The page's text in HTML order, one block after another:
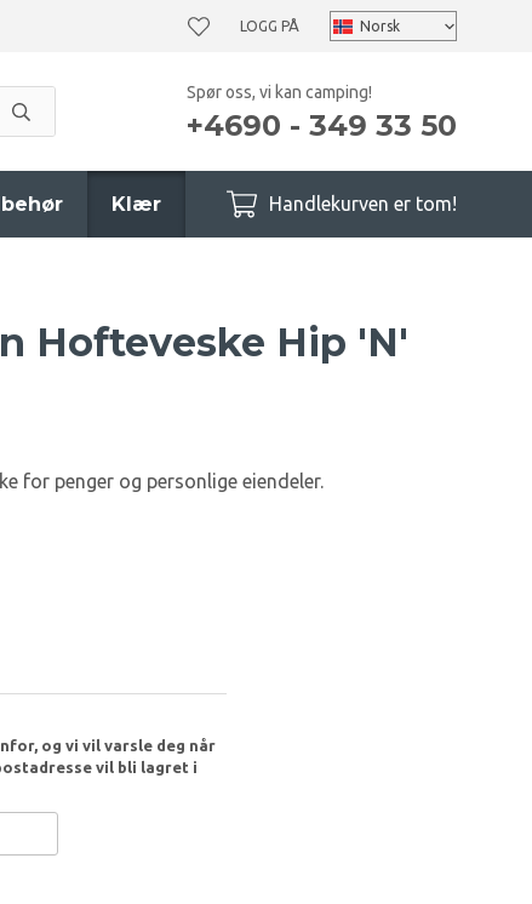
LOGG PÅ
Spør oss, vi kan camping!
+4690 - 349 33 50
Klær Handlekurven er tom!
Hofteveske Hip 'N'
for penger og personlige eiendeler.
og vi vil varsle deg når
vil bli lagret i